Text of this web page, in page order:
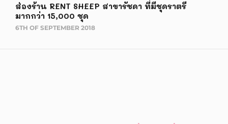
ส่องร้าน RENT SHEEP สาขารัชดา ที่มีชุดราตรี
มากกว่า 15,000 ชุด
6TH OF SEPTEMBER 2018